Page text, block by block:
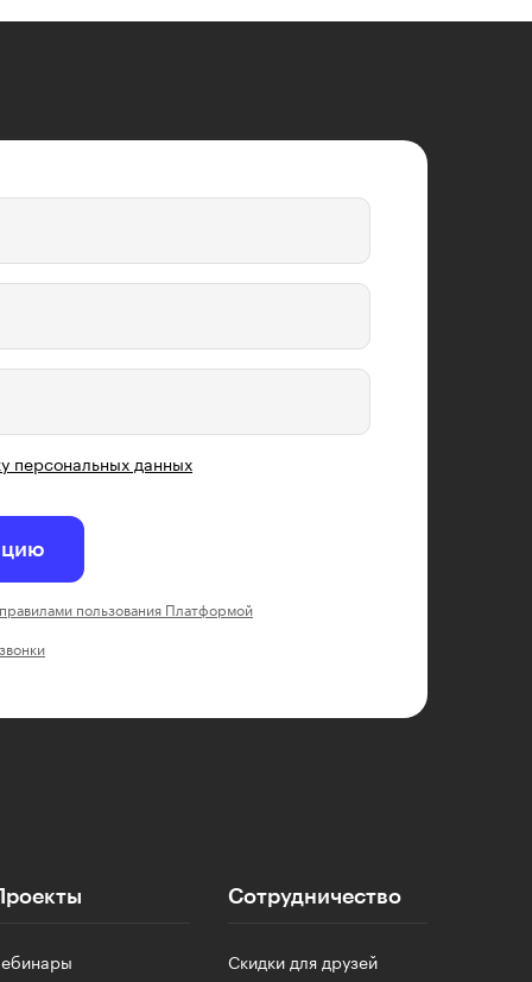
персональных данных
правилами пользования Платформой
Сотрудничество
Скидки для друзей